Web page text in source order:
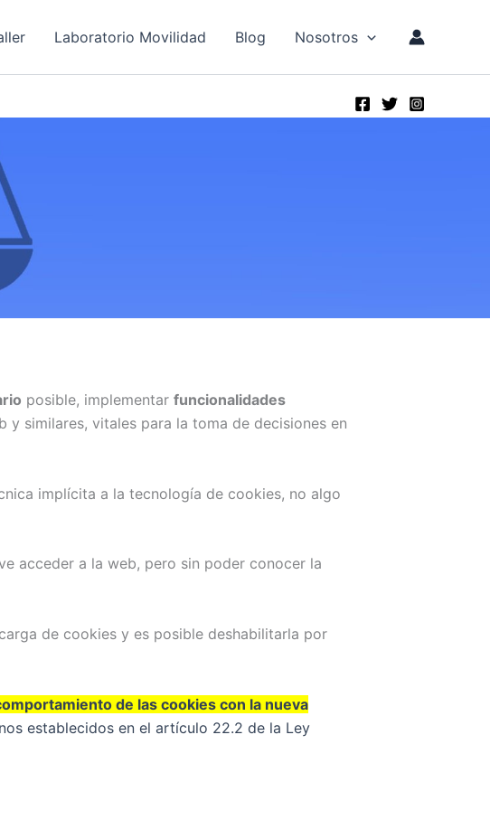
Laboratorio Movilidad Blog Nosotros
posible, implementar funcionalidades
y similares, vitales para la toma de decisiones en
implícita a la tecnología de cookies, no algo
acceder a la web, pero sin poder conocer la
de cookies y es posible deshabilitarla por
de las cookies con la nueva
establecidos en el artículo 22.2 de la Ley